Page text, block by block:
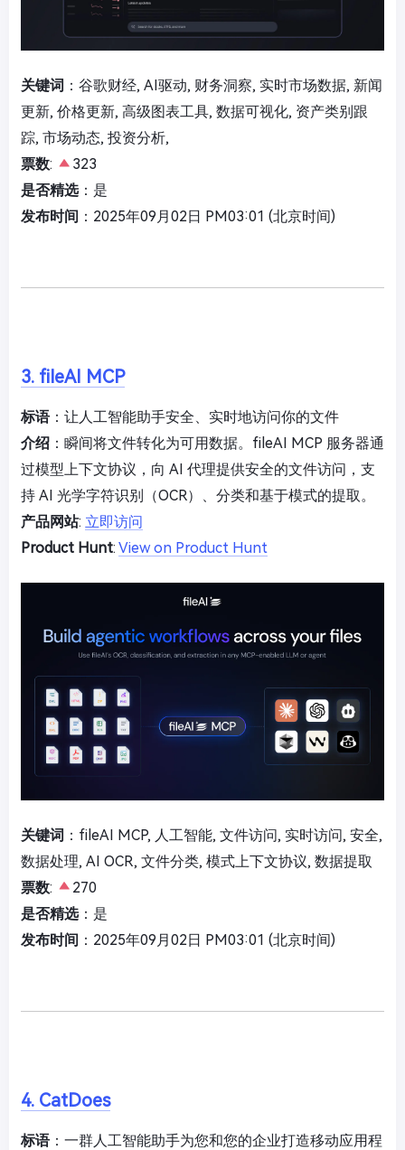
关键词 ：谷歌财经, AI驱动, 财务洞察, 实时市场数据, 新闻
更新, 价格更新, 高级图表工具, 数据可视化, 资产类别跟
踪, 市场动态, 投资分析,
票数:
323
是否精选：是
发布时间 ：2025年09月02日 PM03:01 (北京时间)
3. fileAI MCP
标语：让人工智能助手安全、实时地访问你的文件
介绍 ：瞬间将文件转化为可用数据。fileAI MCP 服务器通
过模型上下文协议，向 AI 代理提供安全的文件访问，支
持 AI 光学字符识别（OCR）、分类和基于模式的提取。
产品网站: 立即访问
Product Hunt: View on Product Hunt
关键词 ：fileAI MCP, 人工智能, 文件访问, 实时访问, 安全,
数据处理, AI OCR, 文件分类, 模式上下文协议, 数据提取
票数:
270
是否精选：是
发布时间 ：2025年09月02日 PM03:01 (北京时间)
4. CatDoes
标语：一群人工智能助手为您和您的企业打造移动应用程